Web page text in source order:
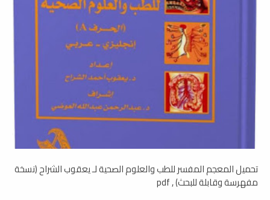
تحميل المعجم المفسر للطب والعلوم الصحية لـ يعقوب الشراح (نسخة
مفهرسة وقابلة للبحث) , pdf